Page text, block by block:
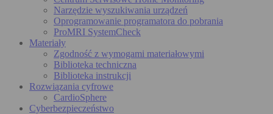
Narzędzie wyszukiwania urządzeń
Oprogramowanie programatora do pobrania
ProMRI SystemCheck
Materiały
Zgodność z wymogami materiałowymi
Biblioteka techniczna
Biblioteka instrukcji
Rozwiązania cyfrowe
CardioSphere
Cyberbezpieczeństwo